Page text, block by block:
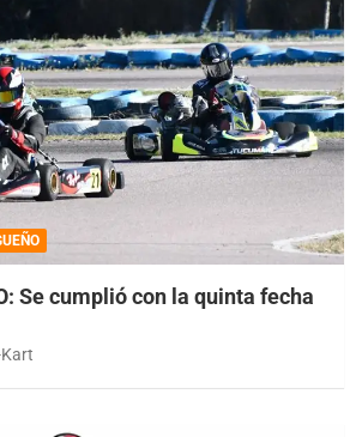
Se cumplió con la quinta fecha
Kart